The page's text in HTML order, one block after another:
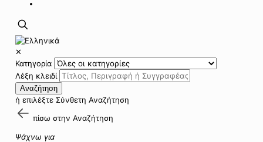
✕
Κατηγορία
Λέξη κλειδί
Αναζήτηση
ή επιλέξτε Σύνθετη Αναζήτηση
πίσω στην Αναζήτηση
Ψάχνω για